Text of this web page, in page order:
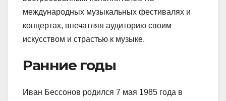
международных музыкальных фестивалях и
концертах, впечатляя аудиторию своим
искусством и страстью к музыке.
Ранние годы
Иван Бессонов родился 7 мая 1985 года в